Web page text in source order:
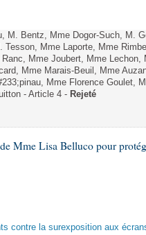
M. Bentz, Mme Dogor-Such, M.
Tesson, Mme Laporte, Mme
Mme Joubert, Mme
Mme Marais-Beuil, Mme
Mme Florence Goulet,
- Article 4 - Rejeté
Mme Lisa Belluco pour
contre la surexposition aux